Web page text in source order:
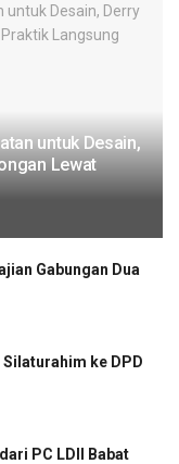
untuk Desain,
Lewat
Gabungan Dua
ke DPD
PC LDII Babat